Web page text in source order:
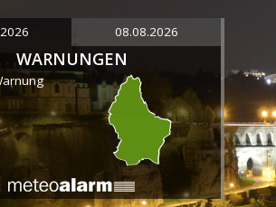
08.08.2026
WARNUNGEN